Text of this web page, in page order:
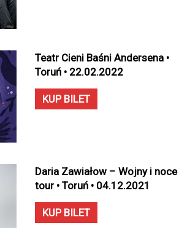
Teatr Cieni Baśni Andersena •
Toruń • 22.02.2022
KUP BILET
Daria Zawiałow – Wojny i noce
tour • Toruń • 04.12.2021
KUP BILET